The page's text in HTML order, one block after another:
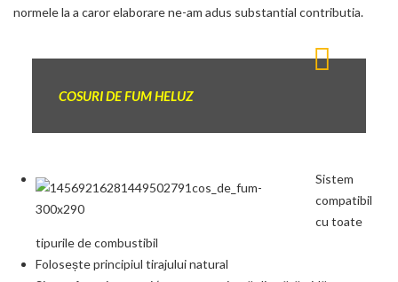
normele la a caror elaborare ne-am adus substantial contributia.
COSURI DE FUM HELUZ
Sistem
compatibil
cu toate
tipurile de combustibil
Folosește principiul tirajului natural